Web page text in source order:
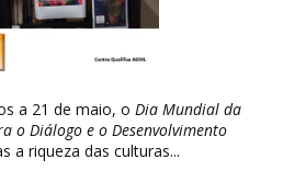
a 21 de maio, o Dia Mundial da
o Diálogo e o Desenvolvimento
a riqueza das culturas...